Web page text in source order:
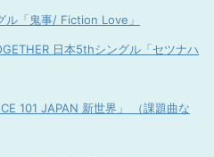
ル「鬼事/ Fiction Love」
日本5thシングル「セツナハ
101 JAPAN 新世界」 （課題曲な